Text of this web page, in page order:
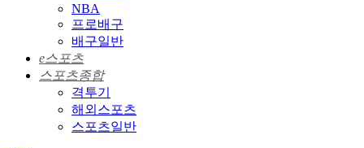
NBA
프로배구
배구일반
e스포츠
스포츠종합
격투기
해외스포츠
스포츠일반